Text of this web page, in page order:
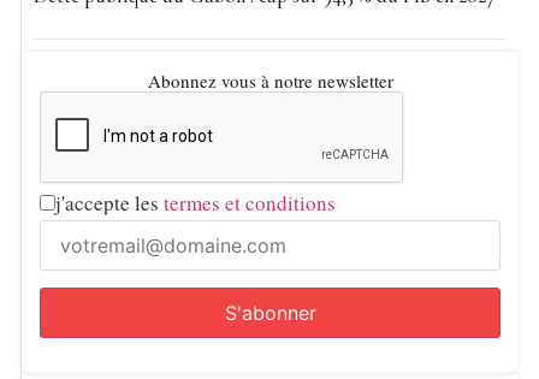
Abonnez vous à notre newsletter
j'accepte les termes et conditions